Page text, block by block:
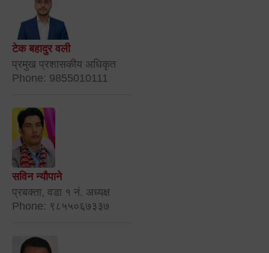
टेक बहादुर वली
प्रमुख प्रशासकीय अधिकृत
Phone: 9855010111
सविन न्यौपाने
प्रबक्ता, वडा १ नं. अध्यक्ष
Phone: ९८५५०६७३३७